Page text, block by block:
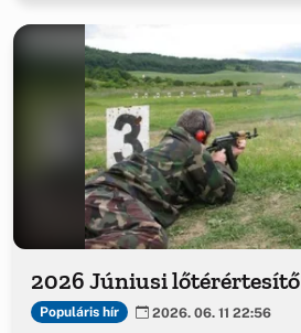
2026 Júniusi lőtérértesítő
Populáris hír 2026. 06. 11 22:56